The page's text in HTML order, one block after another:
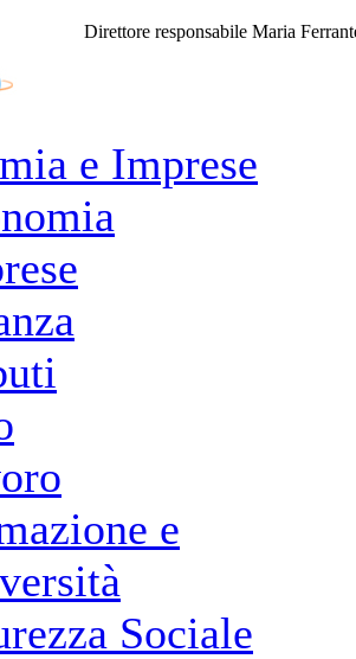
Direttore responsabile Maria
e Imprese
e
Sociale